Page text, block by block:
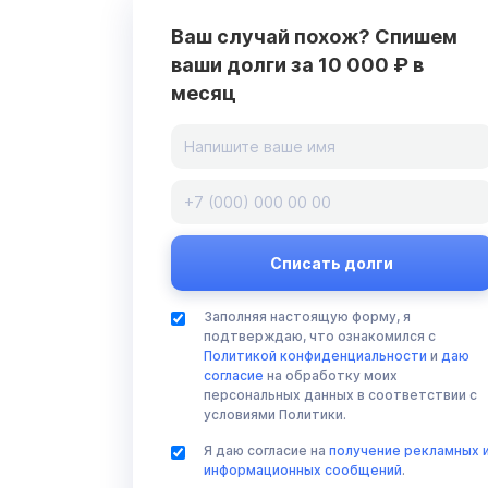
Ваш случай похож? Спишем
ваши долги за 10 000 ₽ в
месяц
Заполняя настоящую форму, я
подтверждаю, что ознакомился с
Политикой конфиденциальности и даю
согласие на обработку моих
персональных данных в соответствии с
условиями Политики.
Я даю согласие на получение рекламных
информационных сообщений.